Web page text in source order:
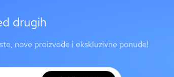
drugih
nove proizvode i ekskluzivne ponude!